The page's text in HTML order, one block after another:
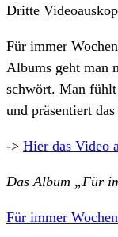
Dritte
Für immer
Albums geht man
schwört. Man fühlt
und präsentiert
-> Hier das Video
Das Album „Für
Für immer